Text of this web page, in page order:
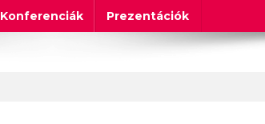
Konferenciák Prezentációk